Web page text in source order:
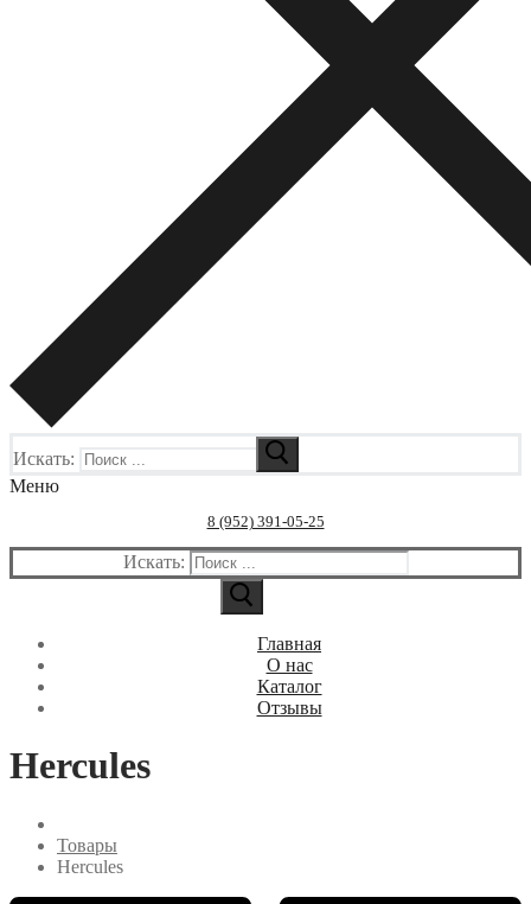
Искать:
Меню
8 (952) 391-05-25
Искать:
Главная
О нас
Каталог
Отзывы
Hercules
Товары
Hercules